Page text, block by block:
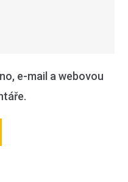
e-mail a webovou